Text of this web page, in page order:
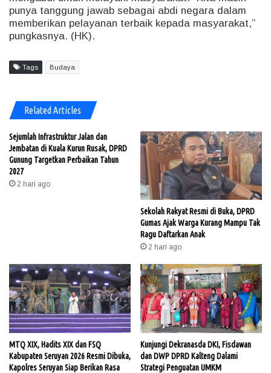
punya tanggung jawab sebagai abdi negara dalam
memberikan pelayanan terbaik kepada masyarakat,”
pungkasnya. (HK).
Tags Budaya
Related Articles
Sejumlah Infrastruktur Jalan dan
Jembatan di Kuala Kurun Rusak, DPRD
Gunung Targetkan Perbaikan Tahun
2027
2 hari ago
Sekolah Rakyat Resmi di Buka, DPRD
Gumas Ajak Warga Kurang Mampu Tak
Ragu Daftarkan Anak
2 hari ago
MTQ XIX, Hadits XIX dan FSQ
Kabupaten Seruyan 2026 Resmi Dibuka,
Kapolres Seruyan Siap Berikan Rasa
Kunjungi Dekranasda DKI, Fisdawan
dan DWP DPRD Kalteng Dalami
Strategi Penguatan UMKM